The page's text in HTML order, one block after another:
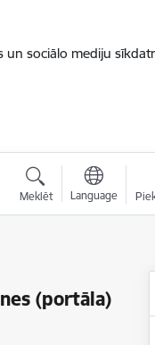
un sociālo mediju
Meklēt Language
(portāla)